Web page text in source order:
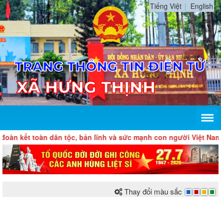
Tiếng Việt English
toàn dân tộc, bản lĩnh và sức mạnh con người Việt Nam, tự
Thay đổi màu sắc